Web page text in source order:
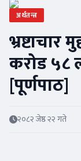
अर्थतन्त्र
भ्रष्टाचार
करोड ५८
[पूर्णपाठ]
२०८२ जेष्ठ २२ गते